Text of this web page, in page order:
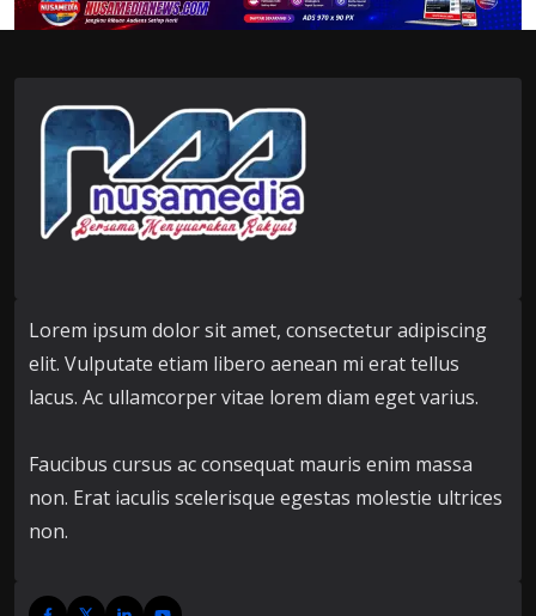
Lorem ipsum dolor sit amet, consectetur adipiscing
elit. Vulputate etiam libero aenean mi erat tellus
lacus. Ac ullamcorper vitae lorem diam eget varius.
Faucibus cursus ac consequat mauris enim massa
non. Erat iaculis scelerisque egestas molestie ultrices
non.